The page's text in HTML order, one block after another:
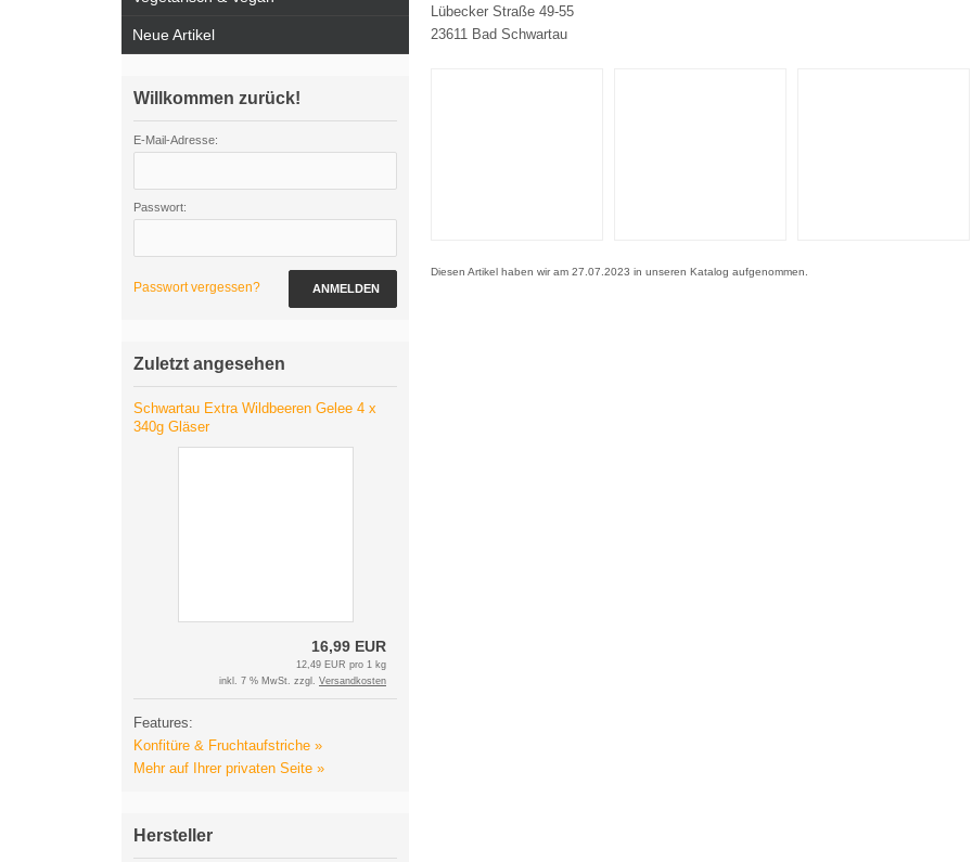
Lübecker Straße 49-55
23611 Bad Schwartau
Diesen Artikel haben wir am 27.07.2023 in unseren Katalog aufgenommen.
Neue Artikel
Willkommen zurück!
E-Mail-Adresse:
Passwort:
Passwort vergessen? ANMELDEN
Zuletzt angesehen
Schwartau Extra Wildbeeren Gelee 4 x
340g Gläser
16,99 EUR
12,49 EUR pro 1 kg
inkl. 7 % MwSt. zzgl. Versandkosten
Features:
Konfitüre & Fruchtaufstriche »
Mehr auf Ihrer privaten Seite »
Hersteller